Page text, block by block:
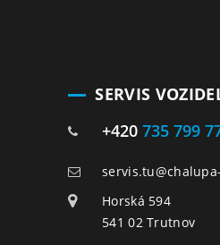
SERVIS
+420 735 799
Horská 594
541 02 Trutnov